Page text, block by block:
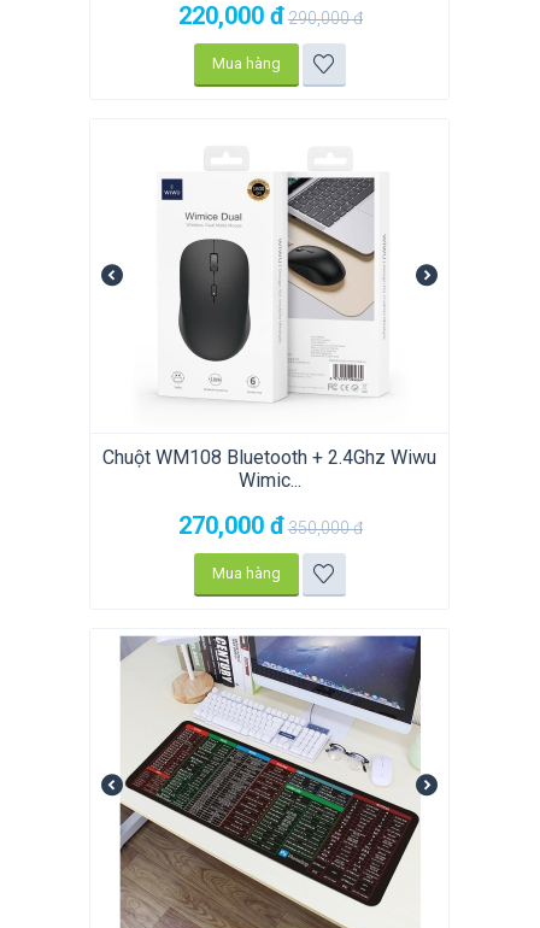
220,000 đ290,000đ
Mua hàng
Chuột WM108 Bluetooth + 2.4Ghz Wiwu
Wimic...
270,000 đ350,000đ
Mua hàng